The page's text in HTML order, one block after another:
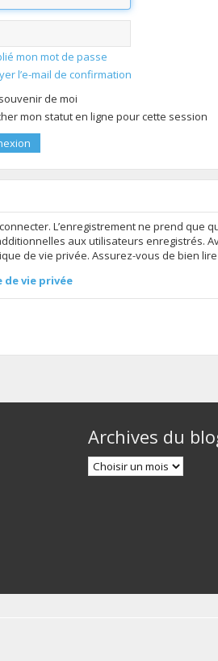
mon mot de passe
l’e-mail de confirmation
de moi
mon statut en ligne pour cette session
L’enregistrement ne prend que
aux utilisateurs enregistrés.
de vie privée. Assurez-vous de bien
de vie privée
Archives du